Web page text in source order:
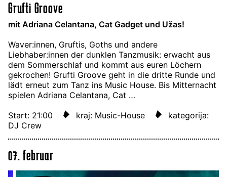
Grufti Groove
mit Adriana Celantana, Cat Gadget und Užas!
Waver:innen, Gruftis, Goths und andere
Liebhaber:innen der dunklen Tanzmusik: erwacht aus
dem Sommerschlaf und kommt aus euren Löchern
gekrochen! Grufti Groove geht in die dritte Runde und
lädt erneut zum Tanz ins Music House. Bis Mitternacht
spielen Adriana Celantana, Cat …
Start: 21:00 kraj: Music-House
kategorija:
DJ Crew
07. februar